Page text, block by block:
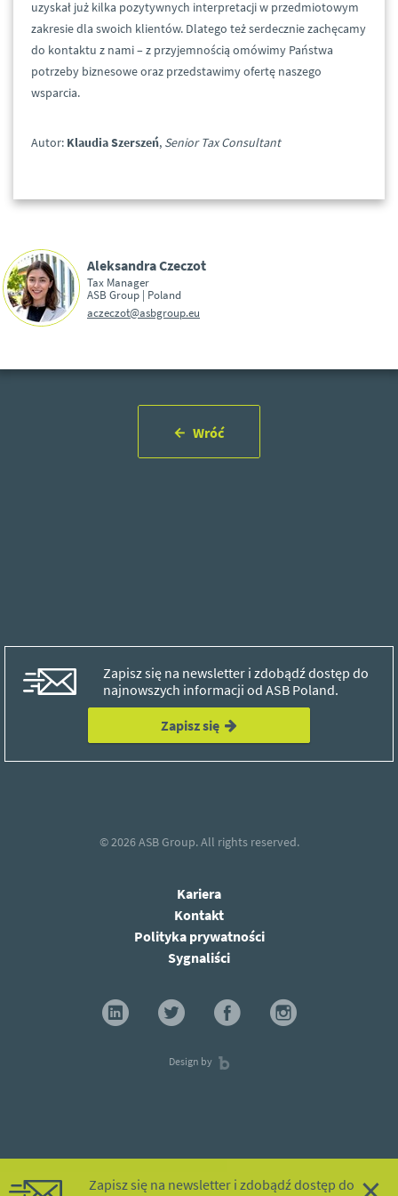
Zapisz się na newsletter i zdobądź dostęp do
uzyskał już kilka pozytywnych interpretacji w przedmiotowym
zakresie dla swoich klientów. Dlatego też serdecznie zachęcamy
do kontaktu z nami – z przyjemnością omówimy Państwa
potrzeby biznesowe oraz przedstawimy ofertę naszego
wsparcia.
Autor: Klaudia Szerszeń, Senior Tax Consultant
Aleksandra Czeczot
Tax Manager
ASB Group | Poland
aczeczot@asbgroup.eu
Wróć
Zapisz się na newsletter i zdobądź dostęp do
najnowszych informacji od ASB Poland.
Zapisz się
© 2026ASB Group.All rights reserved.
Kariera
Kontakt
Polityka prywatności
Sygnaliści
Design by